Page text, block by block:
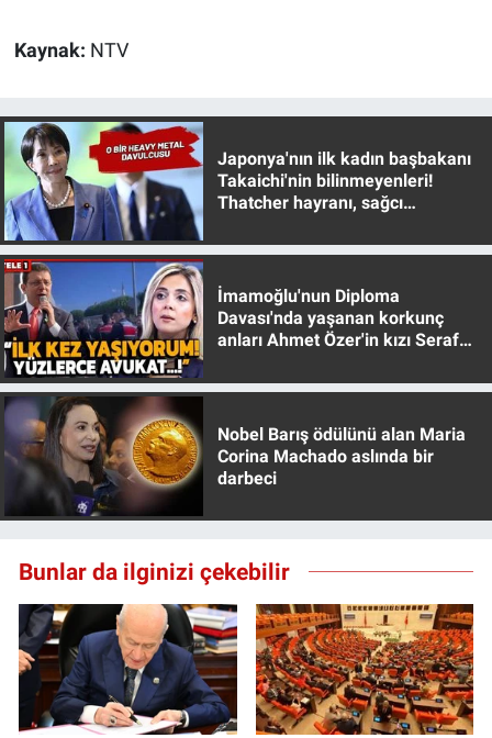
Kaynak: NTV
Japonya'nın ilk kadın başbakanı
Takaichi'nin bilinmeyenleri!
Thatcher hayranı, sağcı
İmamoğlu'nun Diploma
Davası'nda yaşanan korkunç
anları Ahmet Özer'in kızı Seraf
Nobel Barış ödülünü alan Maria
Corina Machado aslında bir
darbeci
Bunlar da ilginizi çekebilir